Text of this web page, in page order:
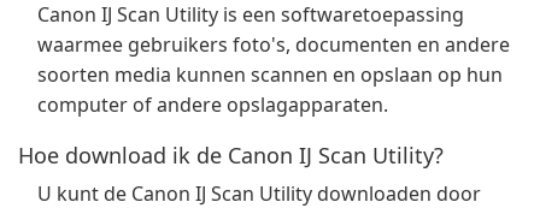
Canon IJ Scan Utility is een softwaretoepassing
waarmee gebruikers foto's, documenten en andere
soorten media kunnen scannen en opslaan op hun
computer of andere opslagapparaten.
Hoe download ik de Canon IJ Scan Utility?
U kunt de Canon IJ Scan Utility downloaden door